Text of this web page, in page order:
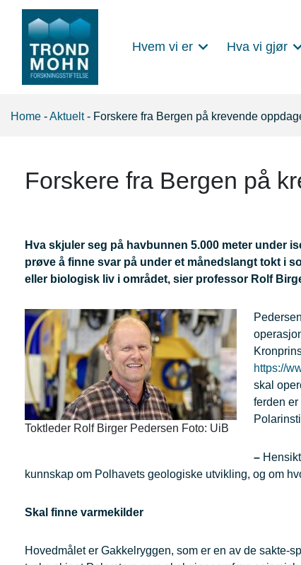
Main Navigation
Hvem vi er Hva vi gjør
Home -Aktuelt- Forskere fra Bergen på krevende
Forskere fra Bergen på
Hva skjuler seg på havbunnen 5.000 meter under
prøve å finne svar på under et månedslangt tokt i
eller biologisk liv i området, sier professor Rolf
Toktleder Rolf Birger Pedersen Foto: UiB
https://
skal
ferden
–
kunnskap om Polhavets geologiske utvikling, og om
Skal finne varmekilder
Hovedmålet er Gakkelryggen, som er en av de sakte-